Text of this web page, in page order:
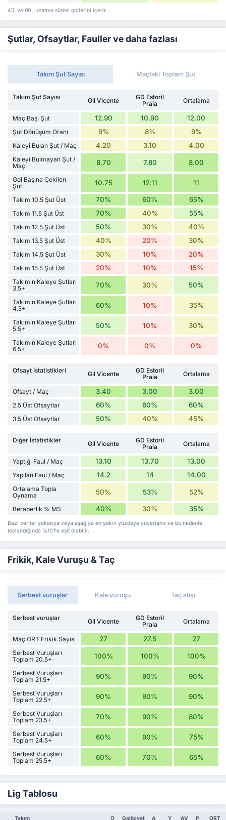
45' ve 90', uzatma süresi gollerini içerir.
Şutlar, Ofsaytlar, Fauller ve daha fazlası
Takım Şut Sayısı Maçtaki Toplam Şut
Takım Şut Sayısı Gil Vicente
GD Estoril
Praia
Ortalama
Maç Başı Şut 12.90 10.90 12.00
Şut Dönüşüm Oranı 9% 8% 9%
Kaleyi Bulan Şut / Maç 4.20 3.10 4.00
Kaleyi Bulmayan Şut /
Maç
8.70 7.80 8.00
Gol Başına Çekilen
Şut
10.75 12.11 11
Takım 10.5 Şut Üst 70% 60% 65%
Takım 11.5 Şut Üst 70% 40% 55%
Takım 12.5 Şut Üst 50% 30% 40%
Takım 13.5 Şut Üst 40% 20% 30%
Takım 14.5 Şut Üst 30% 10% 20%
Takım 15.5 Şut Üst 20% 10% 15%
Takımın Kaleye Şutları
3.5+
70% 30% 50%
Takımın Kaleye Şutları
4.5+
60% 10% 35%
Takımın Kaleye Şutları
5.5+
50% 10% 30%
Takımın Kaleye Şutları
6.5+
0% 0% 0%
Ofsayt İstatistikleri Gil Vicente
GD Estoril
Praia
Ortalama
Ofsayt / Maç 3.40 3.00 3.00
2.5 Üst Ofsaytlar 60% 60% 60%
3.5 Üst Ofsaytlar 50% 40% 45%
Diğer İstatistikler Gil Vicente
GD Estoril
Praia
Ortalama
Yaptığı Faul / Maç 13.10 13.70 13.00
Yapılan Faul / Maç 14.2 14 14.00
Ortalama Topla
Oynama
50% 53% 52%
Beraberlik % MS 40% 30% 35%
Bazı veriler yukarıya veya aşağıya en yakın yüzdeye yuvarlanır ve bu nedenle
toplandığında %101'e eşit olabilir.
Frikik, Kale Vuruşu & Taç
Serbest vuruşlar Kale vuruşu Taç atışı
Serbest vuruşlar Gil Vicente
GD Estoril
Praia
Ortalama
Maç ORT Frikik Sayısı 27 27.5 27
Serbest Vuruşları
Toplam 20.5+
100% 100% 100%
Serbest Vuruşları
Toplam 21.5+
90% 90% 90%
Serbest Vuruşları
Toplam 22.5+
90% 90% 90%
Serbest Vuruşları
Toplam 23.5+
70% 90% 80%
Serbest Vuruşları
Toplam 24.5+
60% 90% 75%
Serbest Vuruşları
Toplam 25.5+
60% 70% 65%
Lig Tablosu
Takım O Galibiyet A Y AV P ORT